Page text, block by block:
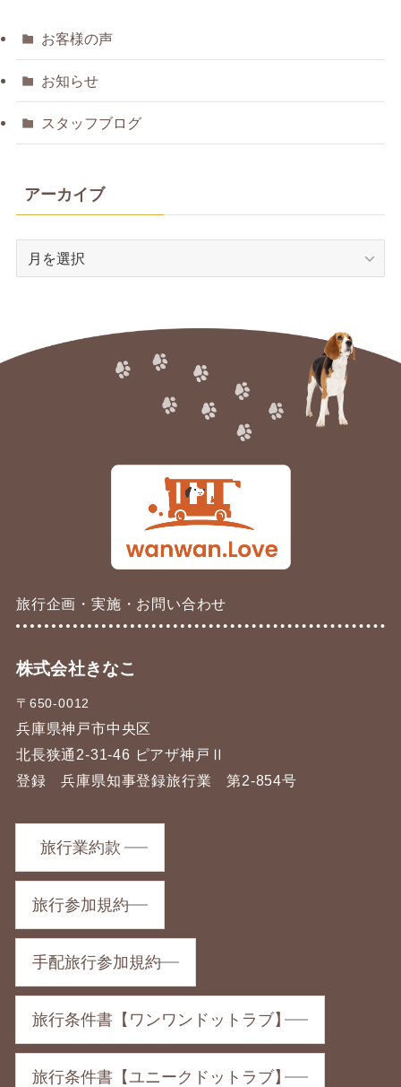
お客様の声
お知らせ
スタッフブログ
アーカイブ
旅行企画・実施・お問い合わせ
株式会社きなこ
〒650-0012
兵庫県神戸市中央区
北長狭通2-31-46 ピアザ神戸Ⅱ
登録 兵庫県知事登録旅行業 第2-854号
旅行業約款
旅行参加規約
手配旅行参加規約
旅行条件書【ワンワンドットラブ】
旅行条件書【ユニークドットラブ】